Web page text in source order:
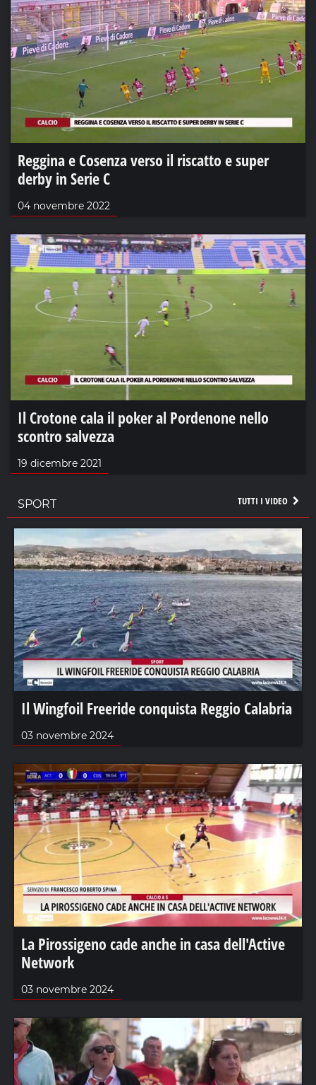
Reggina e Cosenza verso il riscatto e super
derby in Serie C
04 novembre 2022
Il Crotone cala il poker al Pordenone nello
scontro salvezza
19 dicembre 2021
TUTTI I VIDEO
SPORT
Il Wingfoil Freeride conquista Reggio Calabria
03 novembre 2024
La Pirossigeno cade anche in casa dell'Active
Network
03 novembre 2024